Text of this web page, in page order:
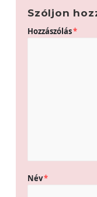
Szóljon
Hozzászólás*
Név*